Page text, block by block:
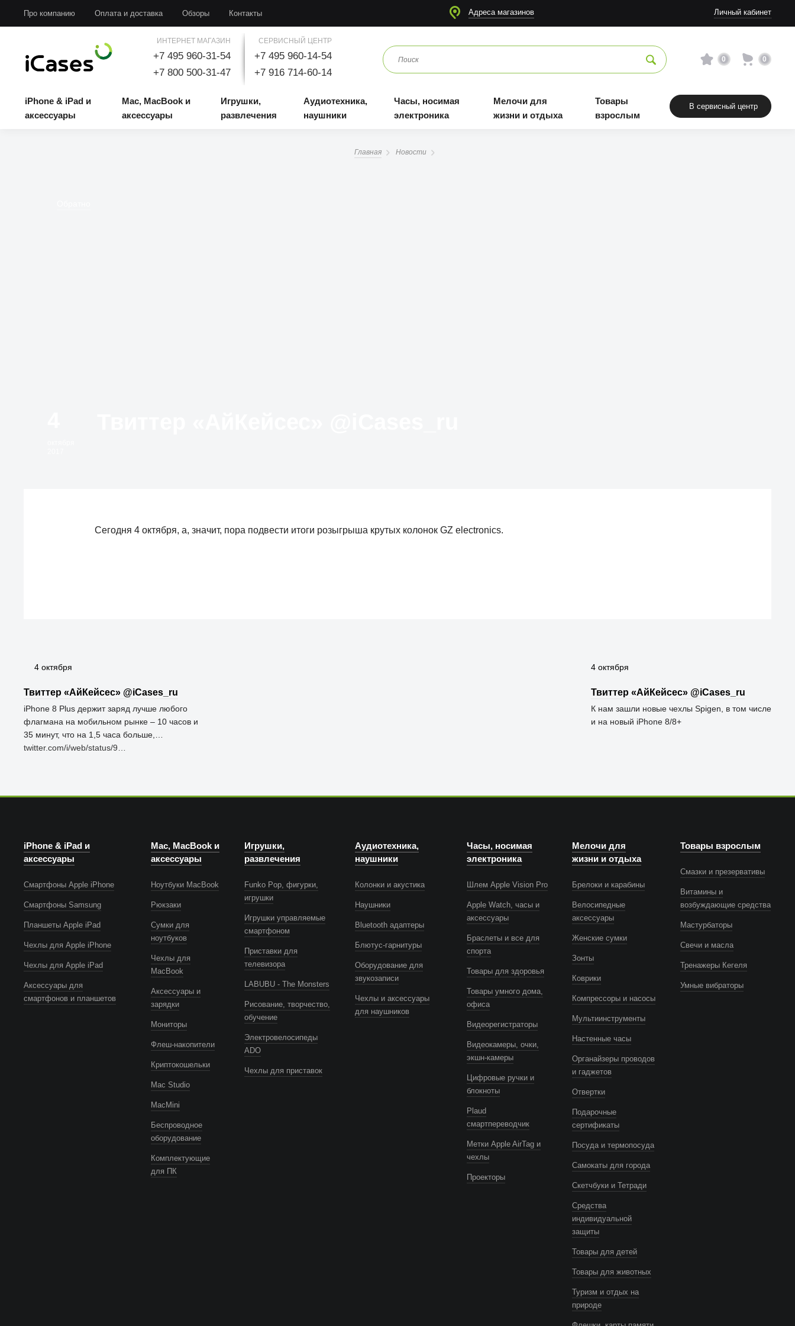
Про компанию Оплата и доставка Обзоры Контакты Адреса магазинов Личный кабинет
ИНТЕРНЕТ МАГАЗИН
+7 495 960-31-54
+7 800 500-31-47
СЕРВИСНЫЙ ЦЕНТР
+7 495 960-14-54
+7 916 714-60-14
0 0
iPhone & iPad и
аксессуары
Mac, MacBook и
аксессуары
Игрушки,
развлечения
Аудиотехника,
наушники
Часы, носимая
электроника
Мелочи для
жизни и отдыха
Товары
взрослым
В сервисный центр
Главная Новости
Сегодня 4 октября, а, значит, пора подвести итоги розыгрыша крутых колонок GZ electronics.
4 октября
Твиттер «АйКейсес» ‏@iCases_ru
К нам зашли новые чехлы Spigen, в том числе
и на новый iPhone 8/8+
4 октября
Твиттер «АйКейсес» ‏@iCases_ru
iPhone 8 Plus держит заряд лучше любого
флагмана на мобильном рынке – 10 часов и
35 минут, что на 1,5 часа больше,…
twitter.com/i/web/status/9…
iPhone & iPad и
аксессуары
Смартфоны Apple iPhone
Смартфоны Samsung
Планшеты Apple iPad
Чехлы для Apple iPhone
Чехлы для Apple iPad
Аксессуары для
смартфонов и планшетов
Mac, MacBook и
аксессуары
Ноутбуки MacBook
Рюкзаки
Сумки для
ноутбуков
Чехлы для
MacBook
Аксессуары и
зарядки
Мониторы
Флеш-накопители
Криптокошельки
Mac Studio
MacMini
Беспроводное
оборудование
Комплектующие
для ПК
Игрушки,
развлечения
Funko Pop, фигурки,
игрушки
Игрушки управляемые
смартфоном
Приставки для
телевизора
LABUBU - The Monsters
Рисование, творчество,
обучение
Электровелосипеды
ADO
Чехлы для приставок
Аудиотехника,
наушники
Колонки и акустика
Наушники
Bluetooth адаптеры
Блютус-гарнитуры
Оборудование для
звукозаписи
Чехлы и аксессуары
для наушников
Часы, носимая
электроника
Шлем Apple Vision Pro
Apple Watch, часы и
аксессуары
Браслеты и все для
спорта
Товары для здоровья
Товары умного дома,
офиса
Видеорегистраторы
Видеокамеры, очки,
экшн-камеры
Цифровые ручки и
блокноты
Plaud
смартпереводчик
Метки Apple AirTag и
чехлы
Проекторы
Мелочи для
жизни и отдыха
Брелоки и карабины
Велосипедные
аксессуары
Женские сумки
Зонты
Коврики
Компрессоры и насосы
Мультиинструменты
Настенные часы
Органайзеры проводов
и гаджетов
Отвертки
Подарочные
сертификаты
Посуда и термопосуда
Самокаты для города
Скетчбуки и Тетради
Средства
индивидуальной
защиты
Товары для детей
Товары для животных
Туризм и отдых на
природе
Товары взрослым
Смазки и презервативы
Витамины и
возбуждающие средства
Мастурбаторы
Свечи и масла
Тренажеры Кегеля
Умные вибраторы